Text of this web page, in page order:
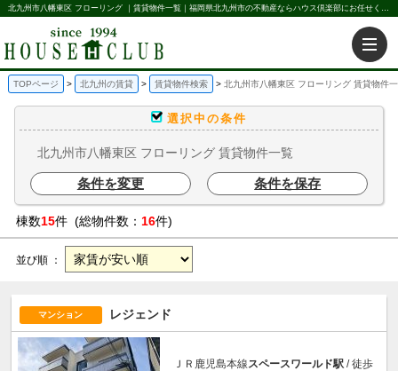
北九州市八幡東区 フローリング ｜賃貸物件一覧｜福岡県北九州市の不動産ならハウス倶楽部にお任せください。北九州の賃貸・売買・不動産買取などを不動産に関することならなんでもお任せ。
TOPページ 北九州の賃貸 賃貸物件検索 北九州市八幡東区 フローリング 賃貸物件
選択中の条件
北九州市八幡東区 フローリング 賃貸物件一覧
条件を変更 条件を保存
棟数15件 (総物件数： 16件)
並び順 ：
マンション レジェンド
ＪＲ鹿児島本線スペースワールド駅 / 徒歩